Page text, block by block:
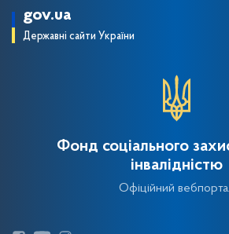
gov.ua
Державні сайти України
Фонд соціального
інвалідністю
Офіційний